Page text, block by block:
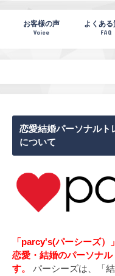
お客様の声
Voice
よくある
FAQ
恋愛結婚パーソナルト
について
「parcy's(パーシーズ
恋愛・結婚のパーソナ
す。
パーシーズは、「